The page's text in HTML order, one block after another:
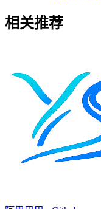
相关推荐